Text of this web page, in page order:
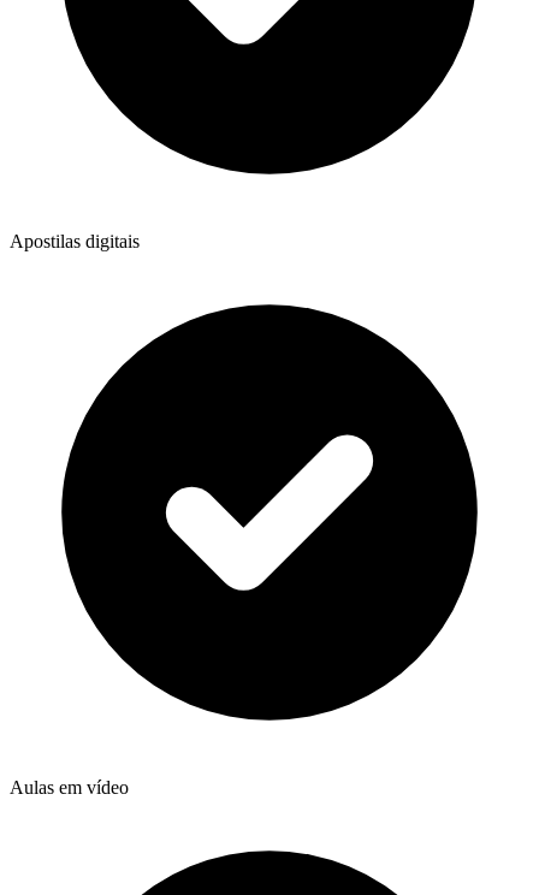
Apostilas digitais
Aulas em vídeo